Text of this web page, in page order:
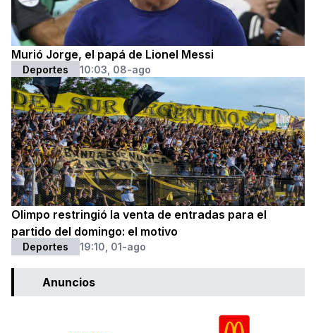
Murió Jorge, el papá de Lionel Messi
Deportes 10:03, 08-ago
Olimpo restringió la venta de entradas para el
partido del domingo: el motivo
Deportes 19:10, 01-ago
Anuncios